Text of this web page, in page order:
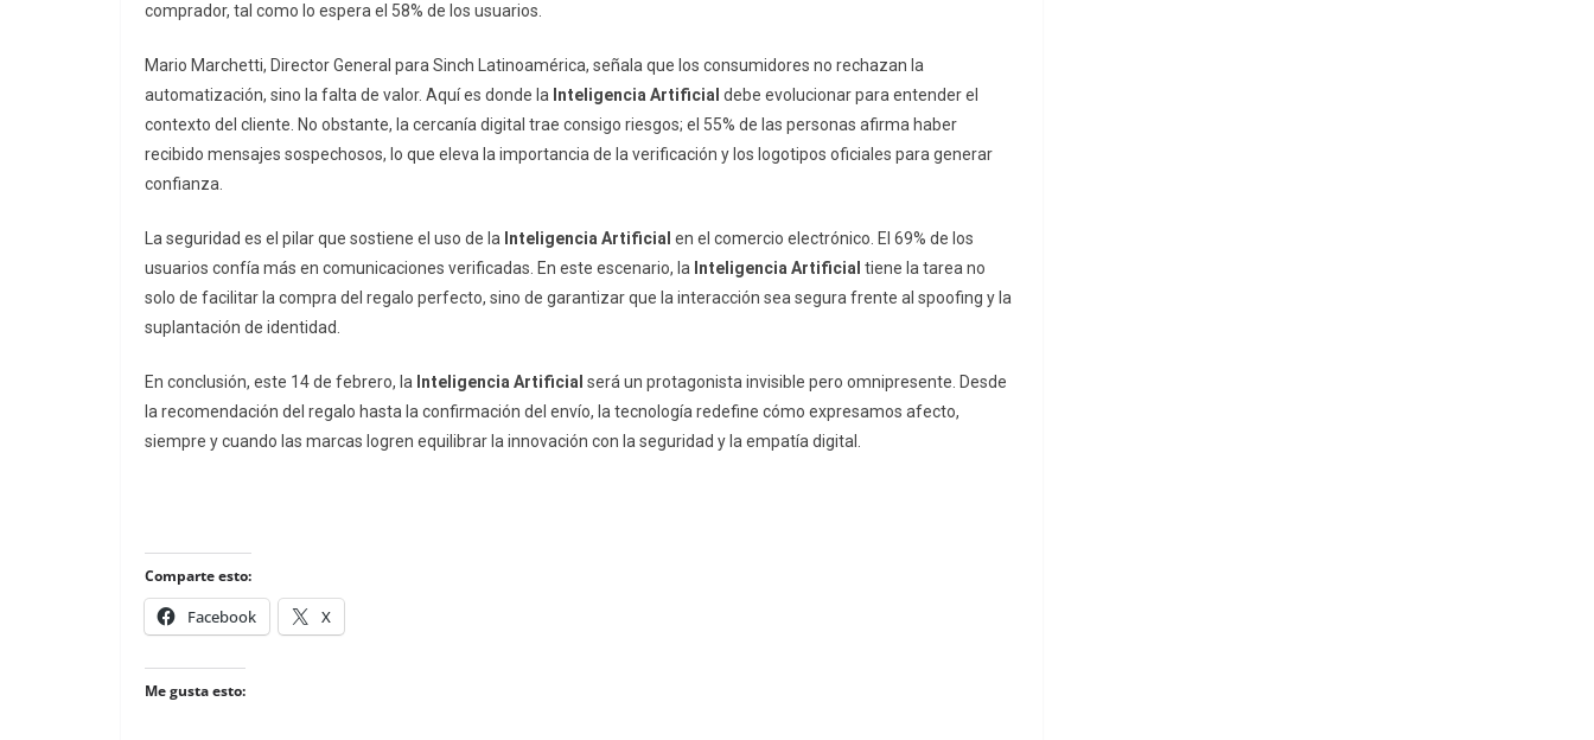
comprador, tal como lo espera el 58% de los usuarios.
Mario Marchetti, Director General para Sinch Latinoamérica, señala que los consumidores no rechazan la
automatización, sino la falta de valor. Aquí es donde la Inteligencia Artificial debe evolucionar para entender el
contexto del cliente. No obstante, la cercanía digital trae consigo riesgos; el 55% de las personas afirma haber
recibido mensajes sospechosos, lo que eleva la importancia de la verificación y los logotipos oficiales para generar
confianza.
La seguridad es el pilar que sostiene el uso de la Inteligencia Artificial en el comercio electrónico. El 69% de los
usuarios confía más en comunicaciones verificadas. En este escenario, la Inteligencia Artificial tiene la tarea no
solo de facilitar la compra del regalo perfecto, sino de garantizar que la interacción sea segura frente al spoofing y la
suplantación de identidad.
En conclusión, este 14 de febrero, la Inteligencia Artificial será un protagonista invisible pero omnipresente. Desde
la recomendación del regalo hasta la confirmación del envío, la tecnología redefine cómo expresamos afecto,
siempre y cuando las marcas logren equilibrar la innovación con la seguridad y la empatía digital.
Comparte esto:
Facebook X
Me gusta esto: